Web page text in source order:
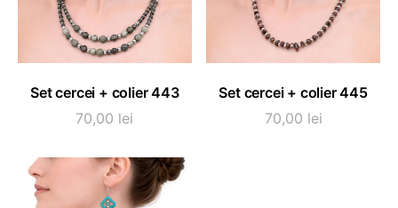
ADAUGĂ ÎN COȘ
Set cercei + colier 443
70,00 lei
ADAUGĂ ÎN COȘ
Set cercei + colier 445
70,00 lei